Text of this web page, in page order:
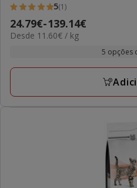
5
estrelas
com
avaliações
5(1)
Preço
de
a
24.79€-139.14€
11.60€
Desde 11.60€ / kg
5 opções